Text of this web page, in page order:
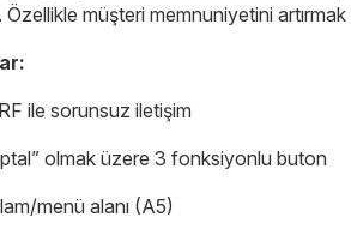
Özellikle müşteri memnuniyetini
ile sorunsuz iletişim
olmak üzere 3 fonksiyonlu buton
menü alanı (A5)